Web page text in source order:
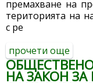
премахване на
територията на
с ре
прочети още
НА ЗАКОН